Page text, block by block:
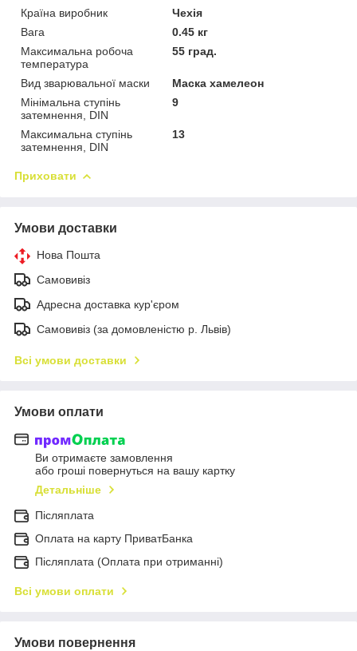
Країна виробник
Чехія
Вага
0.45 кг
Максимальна робоча
температура
55 град.
Вид зварювальної маски
Маска хамелеон
Мінімальна ступінь
затемнення, DIN
9
Максимальна ступінь
затемнення, DIN
13
Приховати
Умови доставки
Нова Пошта
Самовивіз
Адресна доставка кур'єром
Самовивіз (за домовленістю р. Львів)
Всі умови доставки
Умови оплати
Ви отримаєте замовлення
або гроші повернуться на вашу картку
Детальніше
Післяплата
Оплата на карту ПриватБанка
Післяплата (Оплата при отриманні)
Всі умови оплати
Умови повернення